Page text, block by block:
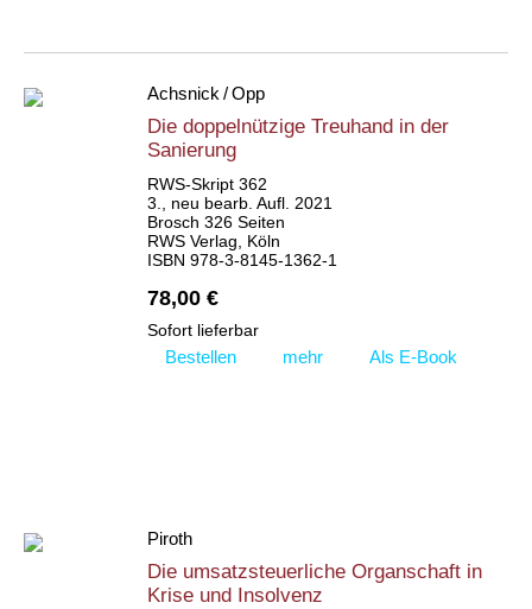
Achsnick / Opp
Die doppelnützige Treuhand in der
Sanierung
RWS-Skript 362
3., neu bearb. Aufl. 2021
Brosch 326 Seiten
RWS Verlag, Köln
ISBN 978-3-8145-1362-1
78,00 €
Sofort lieferbar
Bestellen mehr Als E-Book
Piroth
Die umsatzsteuerliche Organschaft in
Krise und Insolvenz